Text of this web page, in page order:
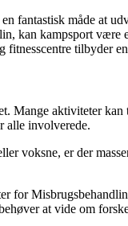
fantastisk måde at
kan kampsport være
fitnesscentre tilbyder
aktiviteter
alle involverede.
voksne, er der
for
at vide om